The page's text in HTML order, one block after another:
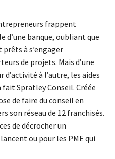
frappent
d’une banque, oubliant que
à s’engager
de projets. Mais d’une
d’activité à l’autre, les aides
fait Spratley Conseil. Créée
de faire du conseil en
son réseau de 12 franchisés.
de décrocher un
ou pour les PME qui